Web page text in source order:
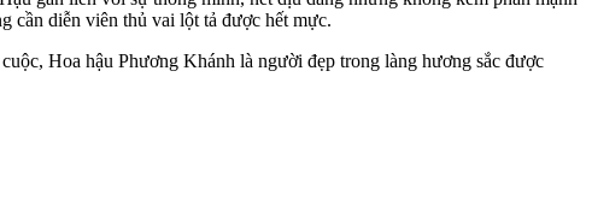
cần diễn viên thủ vai lột tả được hết mực.
Hoa hậu Phương Khánh là người đẹp trong làng hương sắc được